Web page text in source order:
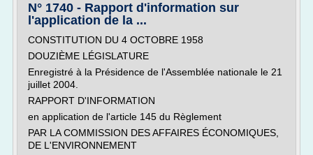
N° 1740 - Rapport d'information sur
l'application de la ...
CONSTITUTION DU 4 OCTOBRE 1958
DOUZIÈME LÉGISLATURE
Enregistré à la Présidence de l'Assemblée nationale le 21
juillet 2004.
RAPPORT D'INFORMATION
en application de l'article 145 du Règlement
PAR LA COMMISSION DES AFFAIRES ÉCONOMIQUES,
DE L'ENVIRONNEMENT